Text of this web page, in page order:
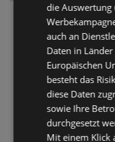
INTERSPAR
Innsbrucker Straße
6300 Wörgl
ANGEBOTE:
0
FLUGBLÄTTER:
ENTFERNUNG:
184,04
Geschlossen
die Auswertung
auch an
Daten in
Europäischen
besteht das
diese Daten
sowie Ihre
durchgesetzt
Mit einem Klick